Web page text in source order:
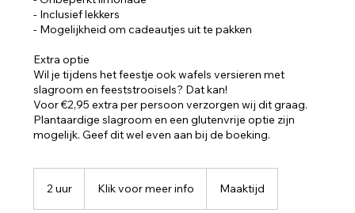
- Inclusief lekkers
- Mogelijkheid om cadeautjes uit te pakken
Extra optie
Wil je tijdens het feestje ook wafels versieren met
slagroom en feeststrooisels? Dat kan!
Voor €2,95 extra per persoon verzorgen wij dit graag.
Plantaardige slagroom en een glutenvrije optie zijn
mogelijk. Geef dit wel even aan bij de boeking.
2 uur
meerKlik voor meer info Maaktijd